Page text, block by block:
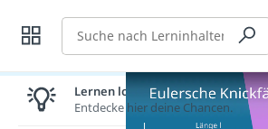
Suche
Lernen lohnt sich!
Entdecke hier deine Chancen.